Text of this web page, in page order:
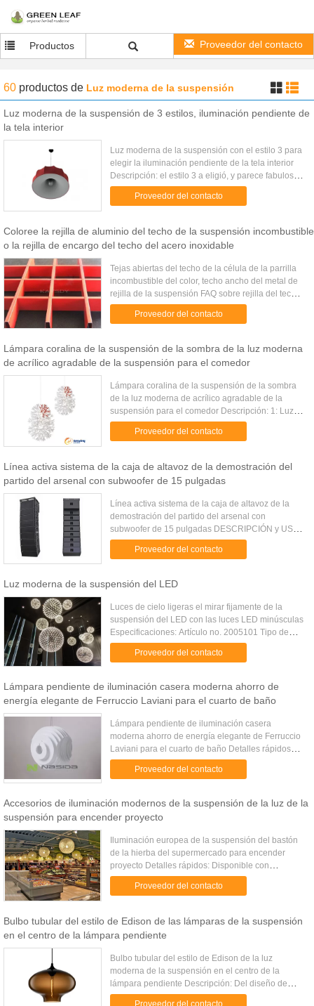
Productos Proveedor del contacto
60 productos de Luz moderna de la suspensión
Luz moderna de la suspensión de 3 estilos, iluminación pendiente de
la tela interior
Luz moderna de la suspensión con el estilo 3 para
elegir la iluminación pendiente de la tela interior
Descripción: el estilo 3 a eligió, y parece fabuloso
en racimos o en líneas de múltiplos sobre una
barra de ...Proveedor del contacto
Coloree la rejilla de aluminio del techo de la suspensión incombustible
o la rejilla de encargo del techo del acero inoxidable
Tejas abiertas del techo de la célula de la parrilla
incombustible del color, techo ancho del metal de
rejilla de la suspensión FAQ sobre rejilla del techo
¿Usted proporciona muestras libres? ¡Estimado, sí!
Proveedor del contacto
Lámpara coralina de la suspensión de la sombra de la luz moderna
de acrílico agradable de la suspensión para el comedor
Lámpara coralina de la suspensión de la sombra
de la luz moderna de acrílico agradable de la
suspensión para el comedor Descripción: 1: Luz
moderna de acrílico de la suspensión de los artes
excelentes. Recepci...
Proveedor del contacto
Línea activa sistema de la caja de altavoz de la demostración del
partido del arsenal con subwoofer de 15 pulgadas
Línea activa sistema de la caja de altavoz de la
demostración del partido del arsenal con
subwoofer de 15 pulgadas DESCRIPCIÓN y USO
W-210A es una línea sistema del arsenal que se
hace de dos 10" los altavoces ...
Proveedor del contacto
Luz moderna de la suspensión del LED
Luces de cielo ligeras el mirar fijamente de la
suspensión del LED con las luces LED minúsculas
Especificaciones: Artículo no. 2005101 Tipo de
producto Luz moderna de la suspensión Tamaño
disponible (cm) Di...
Proveedor del contacto
Lámpara pendiente de iluminación casera moderna ahorro de
energía elegante de Ferruccio Laviani para el cuarto de baño
Lámpara pendiente de iluminación casera
moderna ahorro de energía elegante de Ferruccio
Laviani para el cuarto de baño Detalles rápidos
Lugar del origen: Guangdong, China (continente)
Marca: Nasida Número de ...
Proveedor del contacto
Accesorios de iluminación modernos de la suspensión de la luz de la
suspensión para encender proyecto
Iluminación europea de la suspensión del bastón
de la hierba del supermercado para encender
proyecto Detalles rápidos: Disponible con
pequeño, medio, de gran tamaño. Disponible en
colores negros, blancos, rojos...
Proveedor del contacto
Bulbo tubular del estilo de Edison de las lámparas de la suspensión
en el centro de la lámpara pendiente
Bulbo tubular del estilo de Edison de la luz
moderna de la suspensión en el centro de la
lámpara pendiente Descripción: Del diseño de
Nueva York la idea personifica agraciado el lujo y
Proveedor del contacto